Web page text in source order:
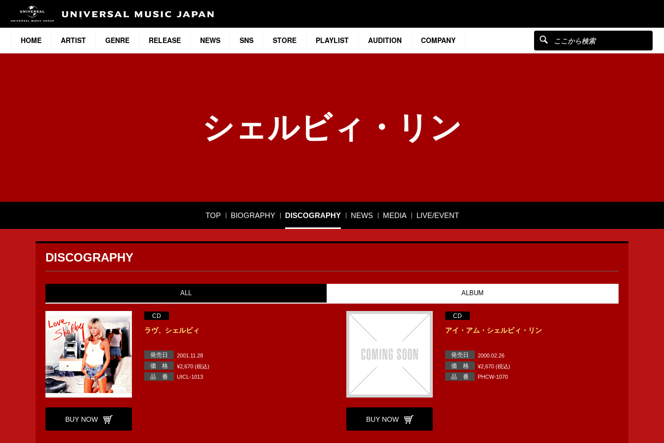
HOME ARTIST GENRE RELEASE NEWS SNS STORE PLAYLIST AUDITION COMPANY
シェルビィ・リン
TOP BIOGRAPHY DISCOGRAPHY NEWS MEDIA LIVE/EVENT
DISCOGRAPHY
ALL ALBUM
BUY NOW
CD
ラヴ、シェルビィ
発売日 2001.11.28
価 格 ¥2,670 (税込)
品 番 UICL-1013
BUY NOW
CD
アイ・アム・シェルビィ・リン
発売日 2000.02.26
価 格 ¥2,670 (税込)
品 番 PHCW-1070